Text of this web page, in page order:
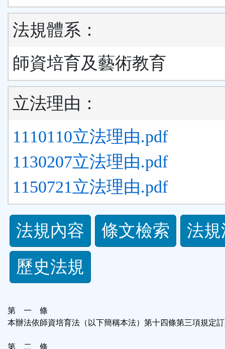
法規體系：
師資培育及藝術教育
立法理由：
1110110立法理由.pdf
1130207立法理由.pdf
1150721立法理由.pdf
法
規
功
按
法規內容 條文檢索
法
歷史法規
第 一 條
本辦法依師資培育法（以下簡稱本法）第十四條第三項規定
第 二 條